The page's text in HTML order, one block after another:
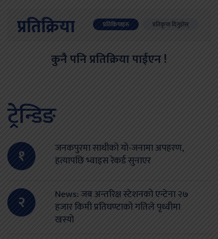
प्रतिक्रिया प्रतिक्रियाहरु प्रतिकृया दिनुहोस्
कुनै पनि प्रतिक्रिया पाईएन !
ट्रेन्डिङ
१
जनकपुरमा साथीको यो-जनामा अपहरण,
हत्यापछि भ्वाइस रेकर्ड सुनाएर
२
News: जब अन्तरिक्ष स्टेशनको एन्टेना २७
हजार किमी प्रतिघण्टाको गतिले पृथ्वीमा
खस्यो